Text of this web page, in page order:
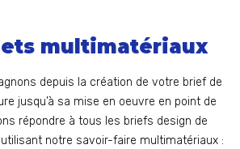
multimatériaux
depuis la création de votre brief de
jusqu’à sa mise en oeuvre en point de
répondre à tous les briefs design de
notre savoir-faire multimatériaux :